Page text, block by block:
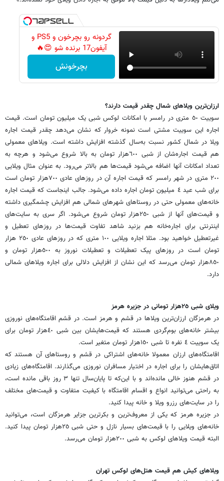
گردونه رو بچرخون و PS5 و
آیفون17 برنده شو 😍🔥
بچرخونش
ارزان‌ترین ویلاهای شمال چقدر قیمت دارند؟
سوییت ٥٠ متری در رامسر با امکانات لوکس شبی یک میلیون تومان است. قیمت
اجاره این سوییت مشتی ‏است نمونه خروار که نشان می‌دهد چقدر قیمت اجاره
ویلا در شمال کشور نسبت به‌سال گذشته افزایش ‏داشته است. ویلاهای معمولی
هم قیمت اجاره‌شان از شبی ٦٠٠هزار تومان به بالا شروع می‌شود و ‏هرچه به
تعداد امکانات آنها اضافه می‌شود قیمت‌ها هم بالاتر می‌رود. به عنوان مثال ویلایی
٢٠٠ ‏متری در شهر رامسر که قیمت اجاره آن در روزهای عادی ٧٠٠‌هزار تومان است
برای شب عید ٤ ‏میلیون تومان اجاره داده می‌شود. جالب اینجاست که قیمت اجاره
خانه‌های معمولی حتی در ‏روستاهای شهرهای شمالی هم افزایش چشمگیری داشته
و قیمت‌های آنها از شبی ٢٥٠‌هزار تومان ‏شروع می‌شود. اگر سری به سایت‌های
اینترنتی برای اجاره‌خانه هم بزنید شاهد تفاوت قیمت‌ها در ‏روزهای تعطیل و
غیرتعطیل خواهید بود. مثلا اجاره ویلایی ١٠٠ متری که در روزهای عادی ٢٥٠ ‏هزار
تومان است در روزهای پیک تعطیلات و تعطیلات نوروز به ٥٠٠‌هزار تومان و
٨٥٠‌هزار ‏تومان می‌رسد که این نشان از افزایش دلالی برای اجاره ویلاهای شمالی
دارد.‏
ویلای شبی ٢٥‌هزار تومانی در جزیره هرمز
در هرمزگان ارزان‌ترین ویلاها در قشم و هرمز است. در قشم اقامتگاه‌های نوروزی
بیشتر خانه‌های بوم‌گردی هستند که قیمت‌هایشان بین شبی ٤٠‌هزار تومان برای
یک سوییت ٤ نفره تا شبی ١٥٠‌هزار ‏تومان متغیر است. ‏
اقامتگاه‌های ارزان معمولا خانه‌های اشتراکی در قشم و روستاهای آن هستند که
اتاق‌هایشان را برای ‏اجاره در اختیار مسافران نوروزی می‌گذارند. اقامتگاه‌های زیادی
در قشم هنوز خالی مانده‌اند و با ‏این‌که تا پایان‌سال تنها ٣ روز باقی مانده است،
به راحتی می‌توانید انواع و اقسام اقامتگاه با کیفیت ‏متفاوت و قیمت‌های مختلف
را در سایت‌های رزرو ویلا و خانه پیدا کنید. ‏
در جزیره هرمز که یکی از معروف‌ترین و بکرترین جزایر هرمزگان است، می‌توانید
خانه‌های ویلایی را با قیمت‌های بسیار نازل و حتی ‏شبی ٢٥‌هزار تومان پیدا کنید.
البته قیمت ویلاهای لوکس به شبی ٢٠٠‌هزار تومان می‌رسد. ‏
ویلاهای کیش هم قیمت هتل‌های لوکس تهران ‏